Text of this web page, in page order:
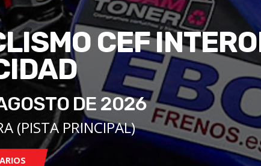
CEF
DE 2026
(PISTA PRINCIPAL)